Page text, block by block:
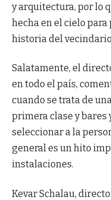
y arquitectura, por lo
hecha en el cielo
historia del
Salatamente, el
en todo el país,
cuando se trata de
primera clase y bares
seleccionar a la
general es un hito
instalaciones.
Kevar Schalau,